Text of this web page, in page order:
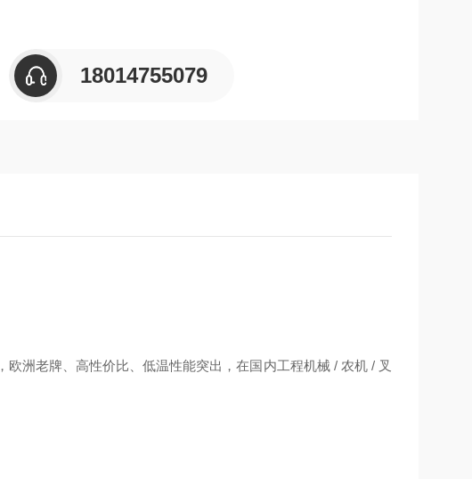
18014755079
洲老牌、高性价比、低温性能突出，在国内工程机械 / 农机 / 叉